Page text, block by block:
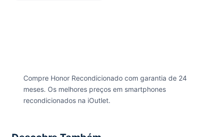
Compre Honor Recondicionado com garantia de 24
meses. Os melhores preços em smartphones
recondicionados na iOutlet.